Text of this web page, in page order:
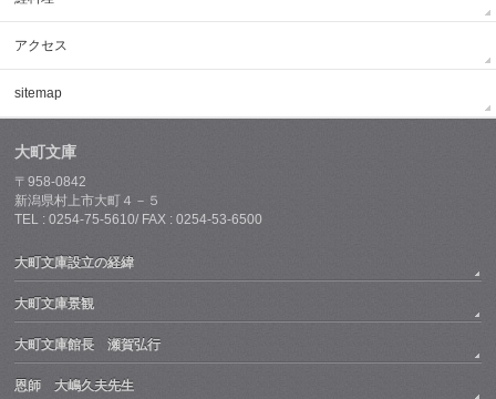
アクセス
sitemap
大町文庫
〒958-0842
新潟県村上市大町４－５
TEL : 0254-75-5610/ FAX : 0254-53-6500
大町文庫設立の経緯
大町文庫景観
大町文庫館長 瀬賀弘行
恩師 大嶋久夫先生